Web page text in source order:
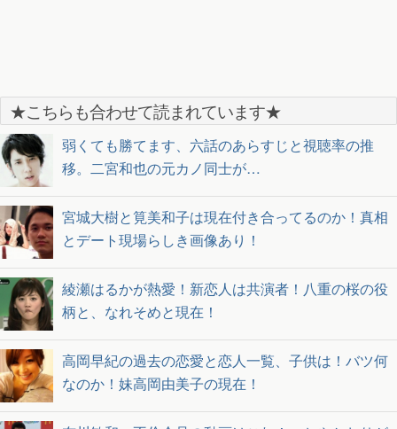
★こちらも合わせて読まれています★
弱くても勝てます、六話のあらすじと視聴率の推
移。二宮和也の元カノ同士が…
宮城大樹と筧美和子は現在付き合ってるのか！真相
とデート現場らしき画像あり！
綾瀬はるかが熱愛！新恋人は共演者！八重の桜の役
柄と、なれそめと現在！
高岡早紀の過去の恋愛と恋人一覧、子供は！バツ何
なのか！妹高岡由美子の現在！